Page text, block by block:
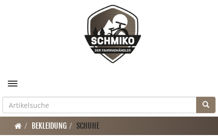
Toggle navigation
BEKLEIDUNG SCHUHE